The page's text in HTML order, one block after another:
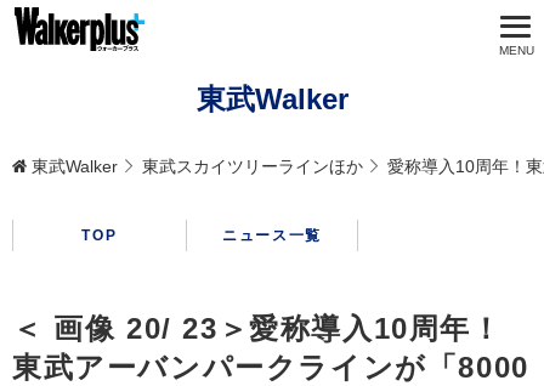
東武Walker
東武Walker 東武スカイツリーラインほか 愛称導入10周年！
TOP ニュース一覧
＜ 画像 20/ 23＞愛称導入10周年！
東武アーバンパークラインが「8000